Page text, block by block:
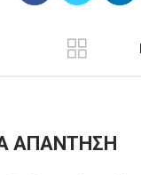
ΑΠΆΝΤΗΣΗ